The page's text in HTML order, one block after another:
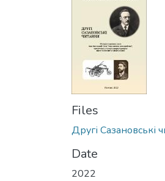
Files
Другі Сазановські
Date
2022